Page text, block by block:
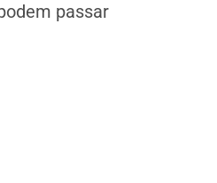
passar